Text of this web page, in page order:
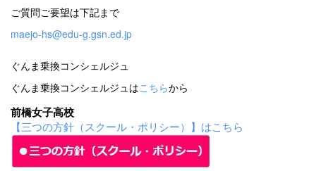
ご質問ご要望は下記まで
maejo-hs@edu-g.gsn.ed.jp
ぐんま乗換コンシェルジュ
ぐんま乗換コンシェルジュはこちらから
前橋女子高校
【三つの方針（スクール・ポリシー）】はこちら